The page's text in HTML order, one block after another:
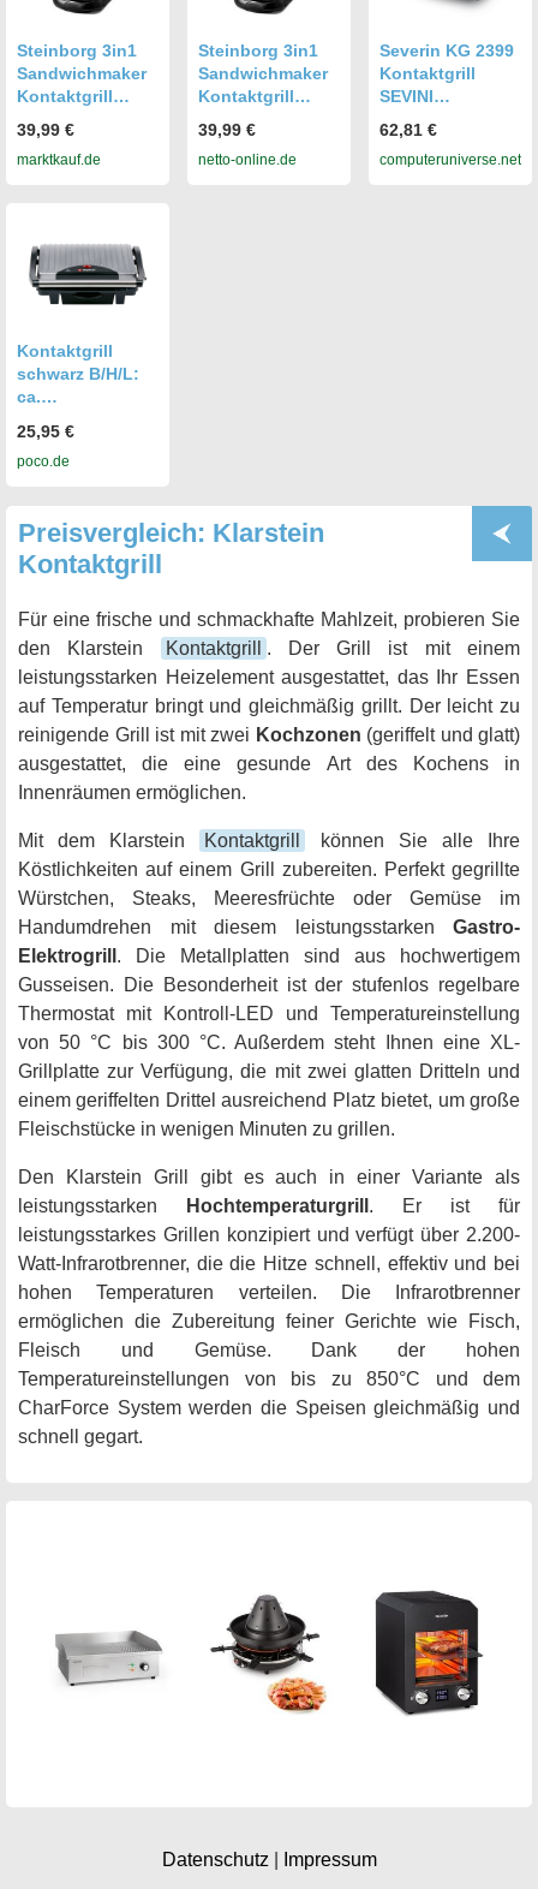
Steinborg 3in1
Sandwichmaker
Kontaktgrill
1200W
39,99 €
marktkauf.de
Steinborg 3in1
Sandwichmaker
Kontaktgrill
1200W
39,99 €
netto-online.de
Severin KG 2399
Kontaktgrill
SEVINI
62,81 €
computeruniverse.net
Kontaktgrill
schwarz B/H/L:
ca.
cm 601707100
25,95 €
poco.de
Preisvergleich: Klarstein
Kontaktgrill
Für eine frische und schmackhafte Mahlzeit, probieren Sie
den Klarstein
Kontaktgrill
. Der Grill ist mit einem
leistungsstarken Heizelement ausgestattet, das Ihr Essen
auf Temperatur bringt und gleichmäßig grillt. Der leicht zu
reinigende Grill ist mit zwei Kochzonen (geriffelt und glatt)
ausgestattet, die eine gesunde Art des Kochens in
Innenräumen ermöglichen.
Mit dem Klarstein Kontaktgrill
können Sie alle Ihre
Köstlichkeiten auf einem Grill zubereiten. Perfekt gegrillte
Würstchen, Steaks, Meeresfrüchte oder Gemüse im
Handumdrehen mit diesem leistungsstarken Gastro-
Elektrogrill . Die Metallplatten sind aus hochwertigem
Gusseisen. Die Besonderheit ist der stufenlos regelbare
Thermostat mit Kontroll-LED und Temperatureinstellung
von 50 °C bis 300 °C. Außerdem steht Ihnen eine XL-
Grillplatte zur Verfügung, die mit zwei glatten Dritteln und
einem geriffelten Drittel ausreichend Platz bietet, um große
Fleischstücke in wenigen Minuten zu grillen.
Den Klarstein Grill gibt es auch in einer Variante als
leistungsstarken
Hochtemperaturgrill . Er ist für
leistungsstarkes Grillen konzipiert und verfügt über 2.200-
Watt-Infrarotbrenner, die die Hitze schnell, effektiv und bei
hohen Temperaturen verteilen. Die Infrarotbrenner
ermöglichen die Zubereitung feiner Gerichte wie Fisch,
Fleisch und Gemüse. Dank der hohen
Temperatureinstellungen von bis zu 850°C und dem
CharForce System werden die Speisen gleichmäßig und
schnell gegart.
Datenschutz Impressum